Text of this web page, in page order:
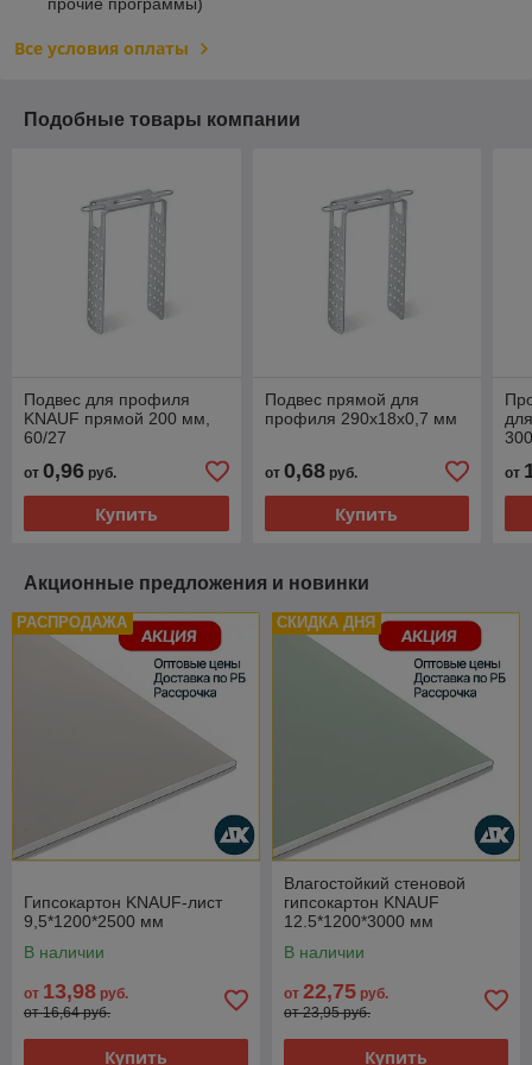
Все условия оплаты
Подобные товары компании
Подвес для профиля
KNAUF прямой 200 мм,
60/27
от 0,96 руб.
Купить
Подвес прямой для
профиля 290х18х0,7 мм
от 0,68руб.
Купить
от
Акционные предложения и новинки
РАСПРОДАЖА
Гипсокартон KNAUF-лист
9,5*1200*2500 мм
В наличии
от 13,98 руб.
от 16,64 руб.
Купить
СКИДКА ДНЯ
Влагостойкий стеновой
гипсокартон KNAUF
12.5*1200*3000 мм
В наличии
от 22,75 руб.
от 23,95 руб.
Купить